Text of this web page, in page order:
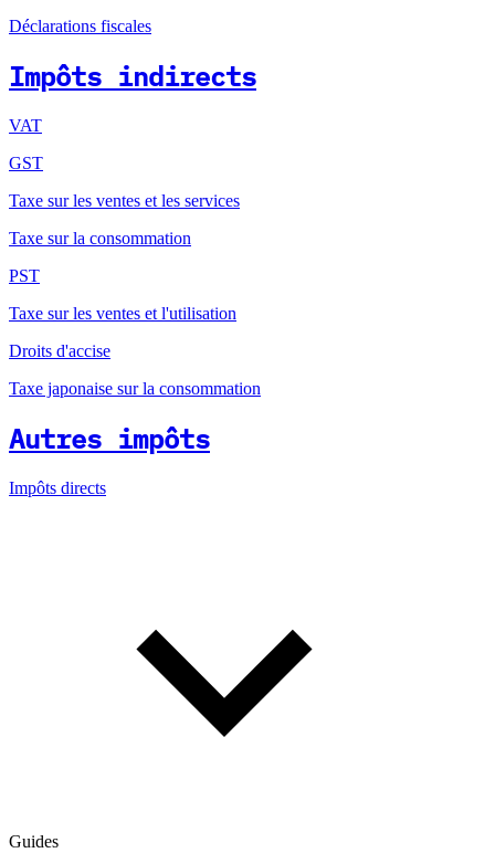
Déclarations fiscales
Impôts indirects
VAT
GST
Taxe sur les ventes et les services
Taxe sur la consommation
PST
Taxe sur les ventes et l'utilisation
Droits d'accise
Taxe japonaise sur la consommation
Autres impôts
Impôts directs
Guides